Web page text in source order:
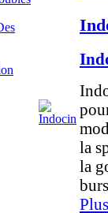
la
la